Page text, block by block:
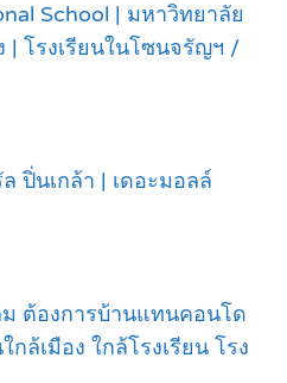
School | มหาวิทยาลัย
| โรงเรียนในโซนจรัญฯ /
ปิ่นเกล้า | เดอะมอลล์
ต้องการบ้านแทนคอนโด
ล้เมือง ใกล้โรงเรียน โรง